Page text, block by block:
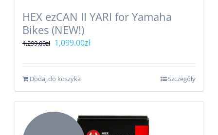
HEX ezCAN II YARI for Yamaha
Bikes (NEW!)
1,299.00zł Pierwotna
1,299.00zł.
1,099.00złAktualna
Dodaj do koszyka Szczegóły